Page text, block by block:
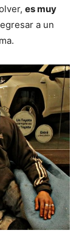
es muy
a un